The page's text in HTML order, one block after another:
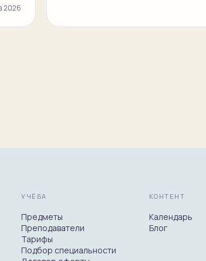
2026
УЧЁБА
Предметы
Преподаватели
Тарифы
Подбор специальности
КОНТЕНТ
Календарь
Блог